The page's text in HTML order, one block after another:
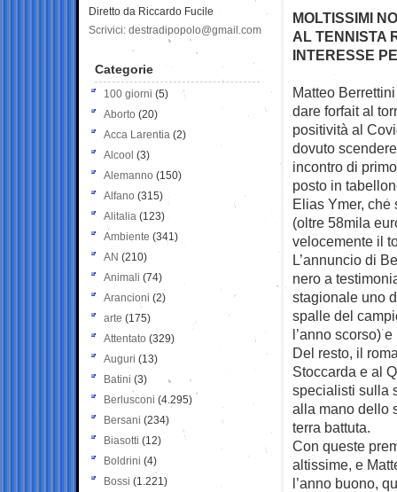
MOLTISSIMI
AL TENNISTA
INTERESSE
Matteo
dare forfait al
positività al
dovuto
incontro di
posto in
Elias Ymer, che
(oltre 58mila
velocemente il
L’annuncio di
nero a
stagionale uno
spalle del
l’anno scorso)
Del resto, il
Stoccarda e al
specialisti sulla
alla mano dello
terra battuta.
Con queste
altissime, e
l’anno buono,
Diretto da Riccardo Fucile
Scrivici: destradipopolo@gmail.com
Categorie
100 giorni (5)
Aborto (20)
Acca Larentia (2)
Alcool (3)
Alemanno (150)
Alfano (315)
Alitalia (123)
Ambiente (341)
AN (210)
Animali (74)
Arancioni (2)
arte (175)
Attentato (329)
Auguri (13)
Batini (3)
Berlusconi (4.295)
Bersani (234)
Biasotti (12)
Boldrini (4)
Bossi (1.221)